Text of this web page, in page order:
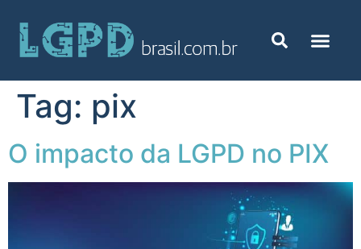
Tag: pix
O impacto da LGPD no PIX